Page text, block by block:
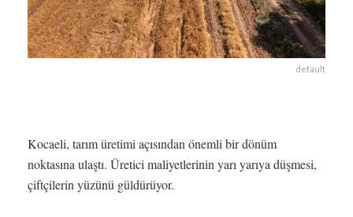
default
Kocaeli, tarım üretimi açısından önemli bir dönüm
noktasına ulaştı. Üretici maliyetlerinin yarı yarıya düşmesi,
çiftçilerin yüzünü güldürüyor.